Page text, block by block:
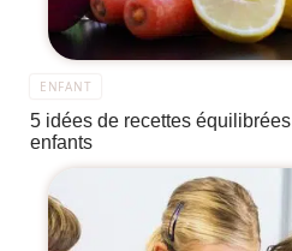
ENFANT
5 idées de recettes
enfants